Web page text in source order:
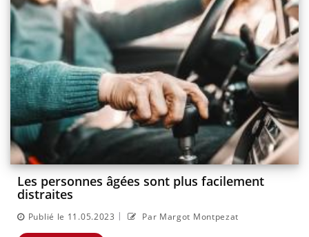
Les personnes âgées sont plus facilement
distraites
Publié le 11.05.2023 | Par Margot Montpezat